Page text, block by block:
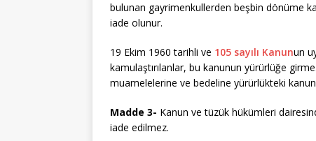
bulunan gayrimenkullerden beşbin dönüme
iade olunur.
19 Ekim 1960 tarihli ve 105 sayılı Kanunun
kamulaştırılanlar, bu kanunun yürürlüğe
muamelelerine ve bedeline yürürlükteki
Madde 3- Kanun ve tüzük hükümleri
iade edilmez.